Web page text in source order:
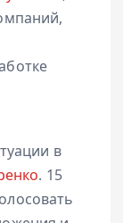
в
. 15